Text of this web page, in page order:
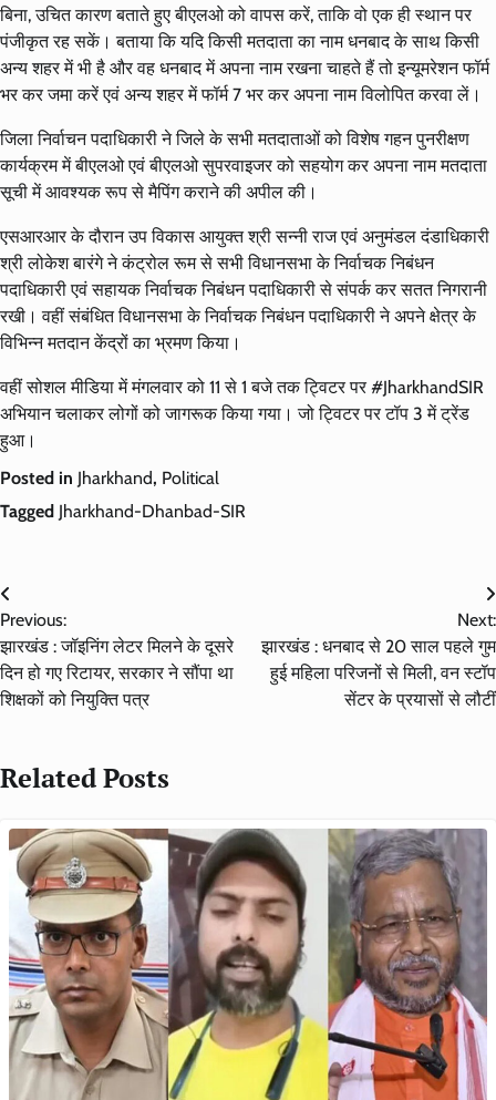
बिना, उचित कारण बताते हुए बीएलओ को वापस करें, ताकि वो एक ही स्थान पर
पंजीकृत रह सकें। बताया कि यदि किसी मतदाता का नाम धनबाद के साथ किसी
अन्य शहर में भी है और वह धनबाद में अपना नाम रखना चाहते हैं तो इन्यूमरेशन फॉर्म
भर कर जमा करें एवं अन्य शहर में फॉर्म 7 भर कर अपना नाम विलोपित करवा लें।
जिला निर्वाचन पदाधिकारी ने जिले के सभी मतदाताओं को विशेष गहन पुनरीक्षण
कार्यक्रम में बीएलओ एवं बीएलओ सुपरवाइजर को सहयोग कर अपना नाम मतदाता
सूची में आवश्यक रूप से मैपिंग कराने की अपील की।
एसआरआर के दौरान उप विकास आयुक्त श्री सन्नी राज एवं अनुमंडल दंडाधिकारी
श्री लोकेश बारंगे ने कंट्रोल रूम से सभी विधानसभा के निर्वाचक निबंधन
पदाधिकारी एवं सहायक निर्वाचक निबंधन पदाधिकारी से संपर्क कर सतत निगरानी
रखी। वहीं संबंधित विधानसभा के निर्वाचक निबंधन पदाधिकारी ने अपने क्षेत्र के
विभिन्न मतदान केंद्रों का भ्रमण किया।
वहीं सोशल मीडिया में मंगलवार को 11 से 1 बजे तक ट्विटर पर #JharkhandSIR
अभियान चलाकर लोगों को जागरूक किया गया। जो ट्विटर पर टॉप 3 में ट्रेंड
हुआ।
Posted in Jharkhand, Political
Tagged Jharkhand-Dhanbad-SIR
Post
navigation
Previous:
झारखंड : जॉइनिंग लेटर मिलने के दूसरे
दिन हो गए रिटायर, सरकार ने सौंपा था
शिक्षकों को नियुक्ति पत्र
Next:
झारखंड : धनबाद से 20 साल पहले गुम
हुई महिला परिजनों से मिली, वन स्टॉप
सेंटर के प्रयासों से लौटीं
Related Posts